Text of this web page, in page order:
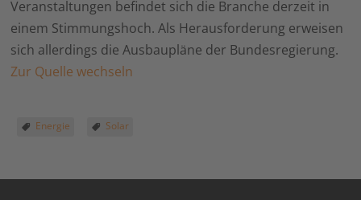
Veranstaltungen befindet sich die Branche derzeit in
einem Stimmungshoch. Als Herausforderung erweisen
sich allerdings die Ausbaupläne der Bundesregierung.
Zur Quelle wechseln
Energie Solar